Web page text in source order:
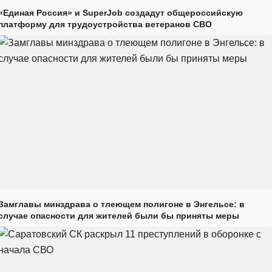
Россия» и SuperJob создадут общероссийскую
для трудоустройства ветеранов СВО
минздрава о тлеющем полигоне в Энгельсе: в
опасности для жителей были бы приняты меры